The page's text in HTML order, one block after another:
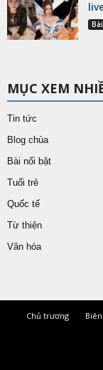
MỤC XEM
Tin tức
Blog chùa
Bài nổi bật
Tuổi trẻ
Quốc tế
Từ thiện
Văn hóa
Chủ trương